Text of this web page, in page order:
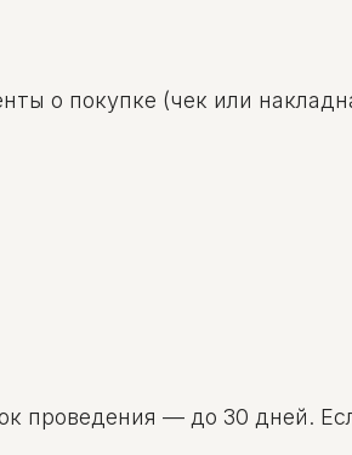
о покупке (чек или
проведения — до 30 дней.